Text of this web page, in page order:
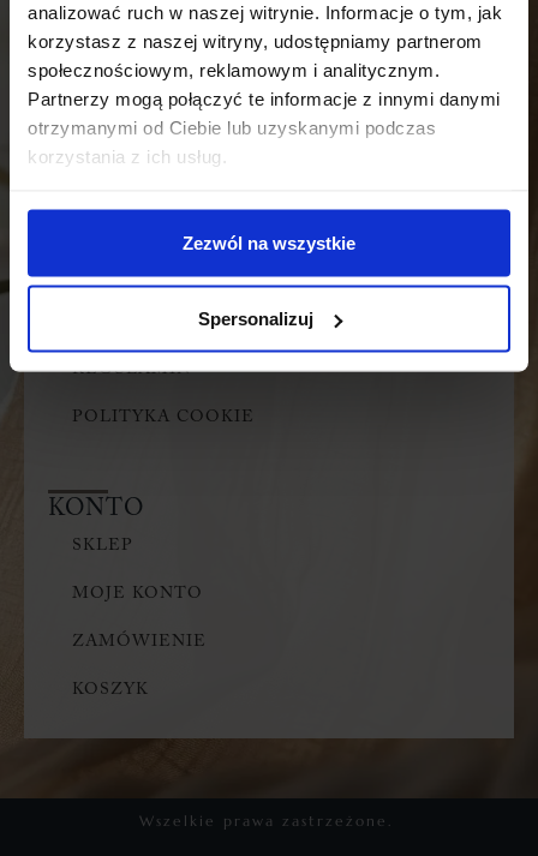
analizować ruch w naszej witrynie. Informacje o tym, jak
korzystasz z naszej witryny, udostępniamy partnerom
społecznościowym, reklamowym i analitycznym.
Partnerzy mogą połączyć te informacje z innymi danymi
otrzymanymi od Ciebie lub uzyskanymi podczas
korzystania z ich usług.
Zezwól na wszystkie
Spersonalizuj
Bielawki 29 b, 99-300 Kutno
TELEFON
661 577 100
artderia@wp.pl
INFORMACJE
REGULAMIN
POLITYKA COOKIE
KONTO
SKLEP
MOJE KONTO
ZAMÓWIENIE
KOSZYK
Wszelkie prawa zastrzeżone.